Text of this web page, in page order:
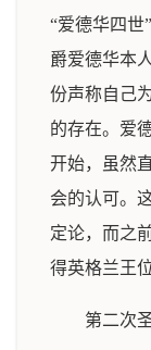
“爱德华四世
爵爱德华本
份声称自己
的存在。爱
开始，虽然
会的认可。
定论，而之
得英格兰王位
第二次